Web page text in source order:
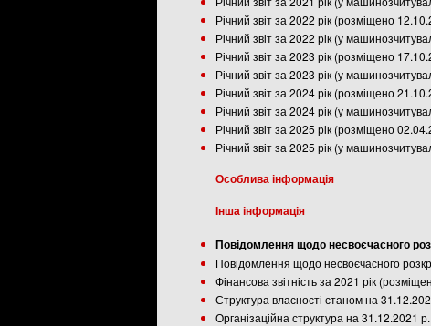
Річний звіт за 2022 рік (розміщено
Річний звіт за 2022 рік (у
Річний звіт за 2023 рік (розміщено
Річний звіт за 2023 рік (у
Річний звіт за 2024 рік (розміщено
Річний звіт за 2024 рік (у
Річний звіт за 2025 рік (розміщено
Річний звіт за 2025 рік (у
Особлива інформація
Інша інформація
Повідомлення щодо несвоєчасного
Повідомлення щодо несвоєчасного
Фінансова звітність за 2021 рік
Структура власності станом на
Організаційна структура на 31.12.2021